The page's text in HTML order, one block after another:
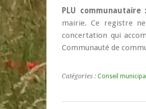
PLU communautaire :
mairie. Ce registre
concertation qui
Communauté de
Catégories : Conseil municipal